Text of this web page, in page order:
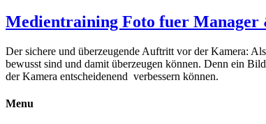
Medientraining Foto fuer Manager
Der sichere und überzeugende Auftritt vor der Kamera:
bewusst sind und damit überzeugen können. Denn ein
der Kamera entscheidenend verbessern können.
Menu